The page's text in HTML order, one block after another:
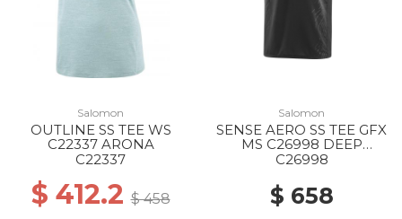
Salomon
OUTLINE SS TEE WS
C22337 ARONA
C22337
$ 412.2$ 458
Salomon
SENSE AERO SS TEE GFX
MS C26998 DEEP
BLACK/BLACK BEAUTY
C26998
$ 658